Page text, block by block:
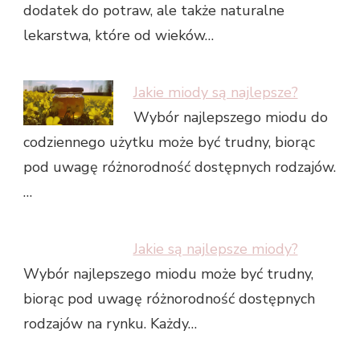
dodatek do potraw, ale także naturalne
lekarstwa, które od wieków…
Jakie miody są najlepsze?
Wybór najlepszego miodu do
codziennego użytku może być trudny, biorąc
pod uwagę różnorodność dostępnych rodzajów.
…
Jakie są najlepsze miody?
Wybór najlepszego miodu może być trudny,
biorąc pod uwagę różnorodność dostępnych
rodzajów na rynku. Każdy…